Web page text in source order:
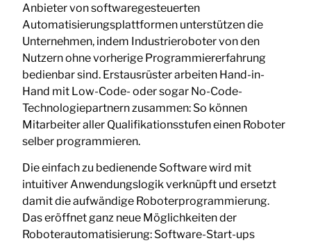
Anbieter von softwaregesteuerten
Automatisierungsplattformen unterstützen die
Unternehmen, indem Industrieroboter von den
Nutzern ohne vorherige Programmiererfahrung
bedienbar sind. Erstausrüster arbeiten Hand-in-
Hand mit Low-Code- oder sogar No-Code-
Technologiepartnern zusammen: So können
Mitarbeiter aller Qualifikationsstufen einen Roboter
selber programmieren.
Die einfach zu bedienende Software wird mit
intuitiver Anwendungslogik verknüpft und ersetzt
damit die aufwändige Roboterprogrammierung.
Das eröffnet ganz neue Möglichkeiten der
Roboterautomatisierung: Software-Start-ups